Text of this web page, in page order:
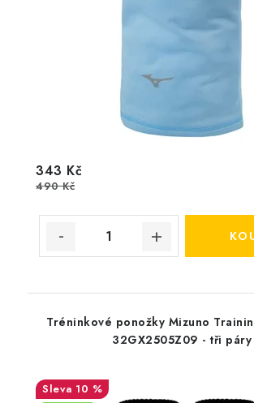
343 Kč
490 Kč
Tréninkové ponožky Mizuno
32GX2505Z09 - tři páry
10 %